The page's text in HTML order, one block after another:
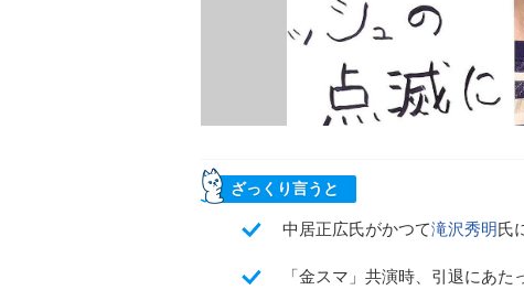
ざっくり言うと
中居正広氏がかつて滝沢秀明氏
「金スマ」共演時、引退にあ